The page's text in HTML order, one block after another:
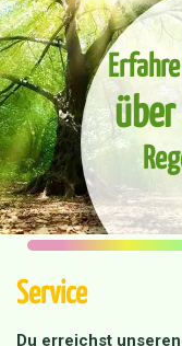
Service
Du erreichst